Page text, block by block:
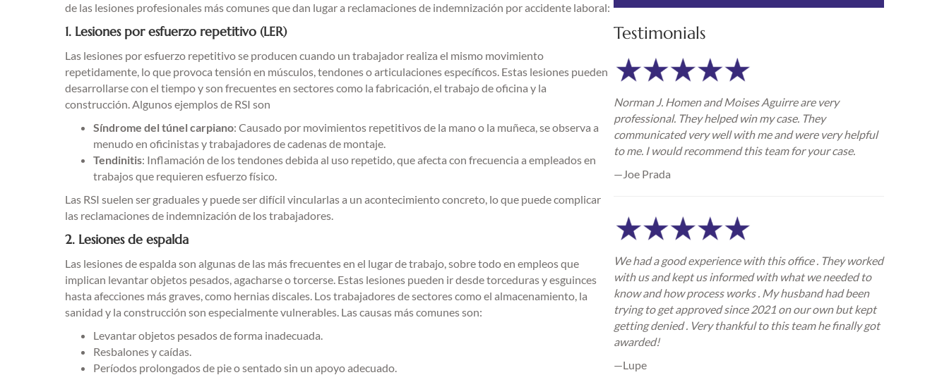
de las lesiones profesionales más comunes que dan lugar a reclamaciones de indemnización por accidente laboral:
1. Lesiones por esfuerzo repetitivo (LER)
Las lesiones por esfuerzo repetitivo se producen cuando un trabajador realiza el mismo movimiento
repetidamente, lo que provoca tensión en músculos, tendones o articulaciones específicos. Estas lesiones pueden
desarrollarse con el tiempo y son frecuentes en sectores como la fabricación, el trabajo de oficina y la
construcción. Algunos ejemplos de RSI son
Síndrome del túnel carpiano: Causado por movimientos repetitivos de la mano o la muñeca, se observa a
menudo en oficinistas y trabajadores de cadenas de montaje.
Tendinitis: Inflamación de los tendones debida al uso repetido, que afecta con frecuencia a empleados en
trabajos que requieren esfuerzo físico.
Las RSI suelen ser graduales y puede ser difícil vincularlas a un acontecimiento concreto, lo que puede complicar
las reclamaciones de indemnización de los trabajadores.
2. Lesiones de espalda
Las lesiones de espalda son algunas de las más frecuentes en el lugar de trabajo, sobre todo en empleos que
implican levantar objetos pesados, agacharse o torcerse. Estas lesiones pueden ir desde torceduras y esguinces
hasta afecciones más graves, como hernias discales. Los trabajadores de sectores como el almacenamiento, la
sanidad y la construcción son especialmente vulnerables. Las causas más comunes son:
Levantar objetos pesados de forma inadecuada.
Resbalones y caídas.
Períodos prolongados de pie o sentado sin un apoyo adecuado.
Testimonials
Norman J. Homen and Moises Aguirre are very
professional. They helped win my case. They
communicated very well with me and were very helpful
to me. I would recommend this team for your case.
—Joe Prada
We had a good experience with this office . They worked
with us and kept us informed with what we needed to
know and how process works . My husband had been
trying to get approved since 2021 on our own but kept
getting denied . Very thankful to this team he finally got
awarded!
—Lupe